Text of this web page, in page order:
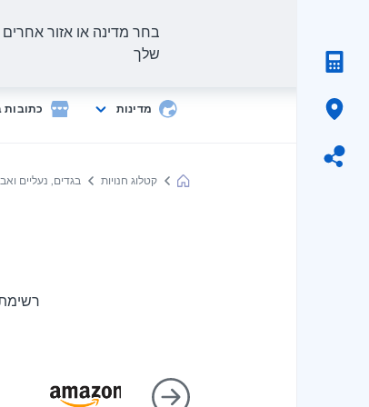
מדינות כתובות
בחר מדינה או אזור אחרים
שלך
Meest קטלוג חנויות בגדים, נעליים